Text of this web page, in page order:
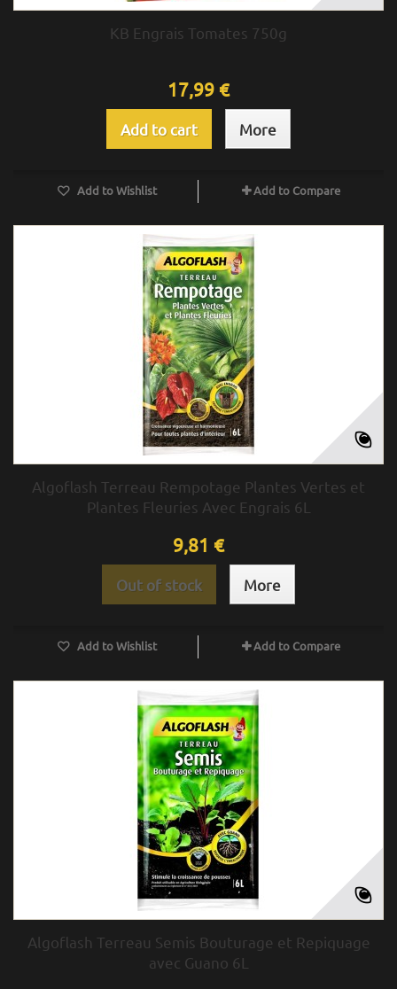
KB Engrais Tomates 750g
17,99 €
Add to cart More
Add to Wishlist Add to Compare
Algoflash Terreau Rempotage Plantes Vertes et
Plantes Fleuries Avec Engrais 6L
9,81 €
Out of stock More
Add to Wishlist Add to Compare
Algoflash Terreau Semis Bouturage et Repiquage
avec Guano 6L